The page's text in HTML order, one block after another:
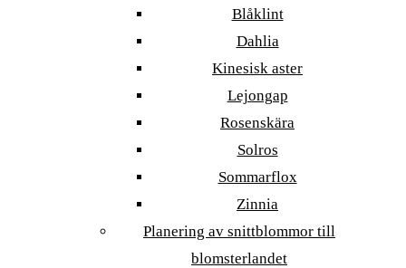
Blåklint
Dahlia
Kinesisk aster
Lejongap
Rosenskära
Solros
Sommarflox
Zinnia
Planering av snittblommor till
blomsterlandet